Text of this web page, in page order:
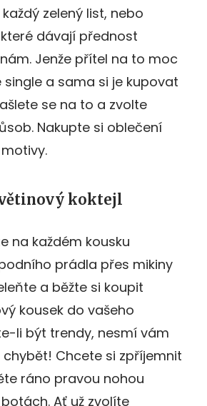
zelený list, nebo
dávají přednost
Jenže přítel na to moc
single a sama si je kupovat
se na to a zvolte
Nakupte si oblečení
koktejl
na každém kousku
prádla přes mikiny
a běžte si koupit
kousek do vašeho
li být trendy, nesmí vám
chybět! Chcete si zpříjemnit
ráno pravou nohou
Ať už zvolíte